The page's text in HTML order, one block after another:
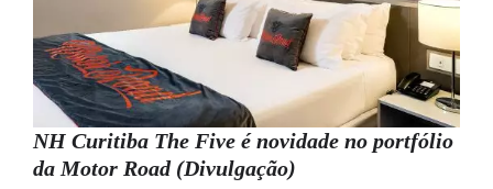
NH Curitiba The Five é novidade no portfólio
da Motor Road (Divulgação)